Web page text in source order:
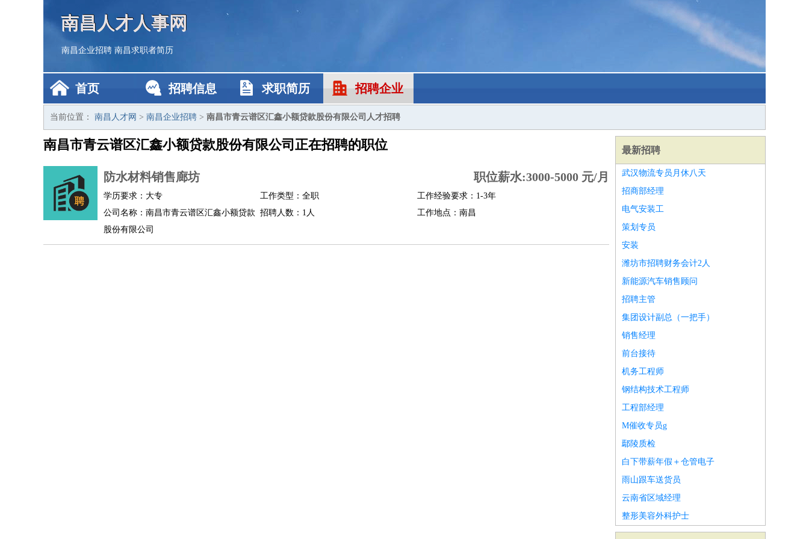
南昌人才人事网
南昌企业招聘 南昌求职者简历
首页 招聘信息 求职简历 招聘企业
当前位置： 南昌人才网 > 南昌企业招聘 > 南昌市青云谱区汇鑫小额贷款股份有限公司人才招聘
南昌市青云谱区汇鑫小额贷款股份有限公司正在招聘的职位
防水材料销售廊坊 职位薪水:3000-5000 元/月
学历要求：大专 工作类型：全职
工作经验要求：1-3年
公司名称：南昌市青云谱区汇鑫小额贷款
股份有限公司
招聘人数：1人 工作地点：南昌
最新招聘
武汉物流专员月休八天
招商部经理
电气安装工
策划专员
安装
潍坊市招聘财务会计2人
新能源汽车销售顾问
招聘主管
集团设计副总（一把手）
销售经理
前台接待
机务工程师
钢结构技术工程师
工程部经理
M催收专员g
鄢陵质检
白下带薪年假＋仓管电子
雨山跟车送货员
云南省区域经理
整形美容外科护士